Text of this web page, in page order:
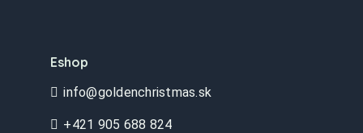
Eshop
info@goldenchristmas.sk
+421 905 688 824